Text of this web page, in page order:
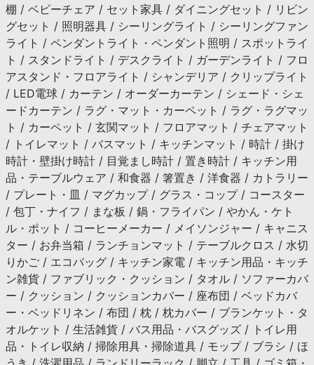
棚 / ベビーチェア / セット家具 / ダイニングセット / リビン
グセット / 照明器具 / シーリングライト / シーリングファン
ライト / ペンダントライト・ペンダント照明 / スポットライ
ト / スタンドライト / デスクライト / ガーデンライト / フロ
アスタンド・フロアライト / シャンデリア / クリップライト
/ LED電球 / カーテン / オーダーカーテン / シェード・シェ
ードカーテン / ラグ・マット・カーペット / ラグ・ラグマッ
ト / カーペット / 玄関マット / フロアマット / チェアマット
/ トイレマット / バスマット / キッチンマット / 時計 / 掛け
時計・壁掛け時計 / 目覚まし時計 / 置き時計 / キッチン用
品・テーブルウェア / 和食器 / 箸置き / 洋食器 / カトラリー
/ プレート・皿 / マグカップ / グラス・コップ / コースター
/ 包丁・ナイフ / まな板 / 鍋・フライパン / やかん・ケト
ル・ポット / コーヒーメーカー / メイソンジャー / キャニス
ター / お弁当箱 / ランチョンマット / テーブルクロス / 水切
りかご / エコバッグ / キッチン家電 / キッチン用品・キッチ
ン雑貨 / ファブリック・クッション / タオル / ソファーカバ
ー / クッション / クッションカバー / 座布団 / ベッドカバ
ー・ベッドリネン / 布団 / 枕 / 枕カバー / ブランケット・タ
オルケット / 生活雑貨 / バス用品・バスグッズ / トイレ用
品・トイレ収納 / 掃除用具・掃除道具 / モップ / ブラシ / ほ